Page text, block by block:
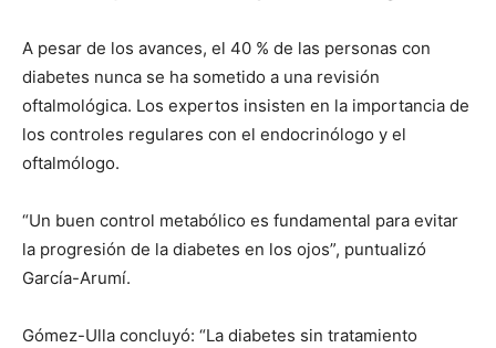
A pesar de los avances, el 40 % de las personas con
diabetes nunca se ha sometido a una revisión
oftalmológica. Los expertos insisten en la importancia de
los controles regulares con el endocrinólogo y el
oftalmólogo.
“Un buen control metabólico es fundamental para evitar
la progresión de la diabetes en los ojos”, puntualizó
García-Arumí.
Gómez-Ulla concluyó: “La diabetes sin tratamiento